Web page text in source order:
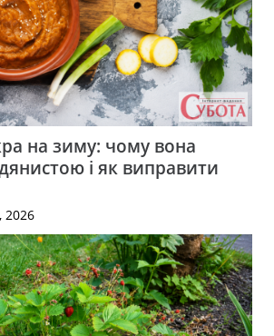
на зиму: чому вона
і як виправити
2026